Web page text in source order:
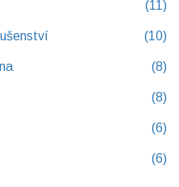
(11)
(10)
(8)
(8)
(6)
(6)